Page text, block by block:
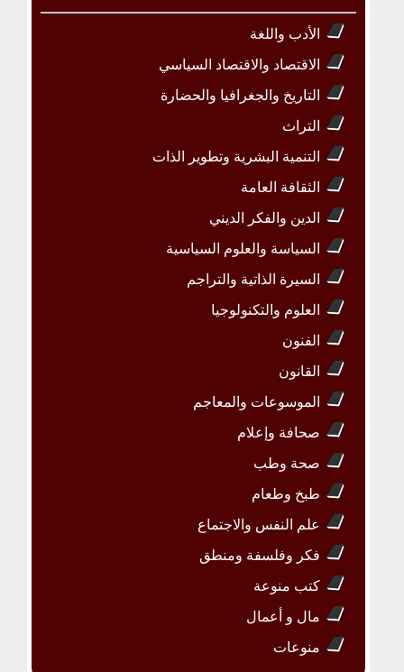
الأدب واللغة
الاقتصاد والاقتصاد السياسي
التاريخ والجغرافيا والحضارة
التراث
التنمية البشرية وتطوير الذات
الثقافة العامة
الدين والفكر الديني
السياسة والعلوم السياسية
السيرة الذاتية والتراجم
العلوم والتكنولوجيا
الفنون
القانون
الموسوعات والمعاجم
صحافة وإعلام
صحة وطب
طبخ وطعام
علم النفس والاجتماع
فكر وفلسفة ومنطق
كتب منوعة
مال و أعمال
منوعات